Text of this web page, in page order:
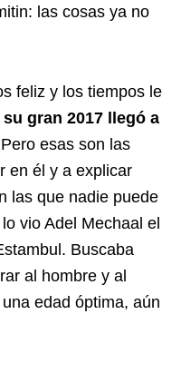
las cosas ya no
feliz y los tiempos le
gran 2017 llegó a
Pero esas son las
en él y a explicar
las que nadie puede
vio Adel Mechaal el
Buscaba
al hombre y al
edad óptima, aún